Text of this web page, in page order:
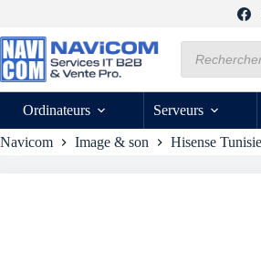
contenu
produits
Ordinateurs
Serveurs
Navicom Image & son Hisense Tunisie